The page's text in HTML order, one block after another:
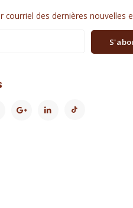
courriel des dernières nouvelles